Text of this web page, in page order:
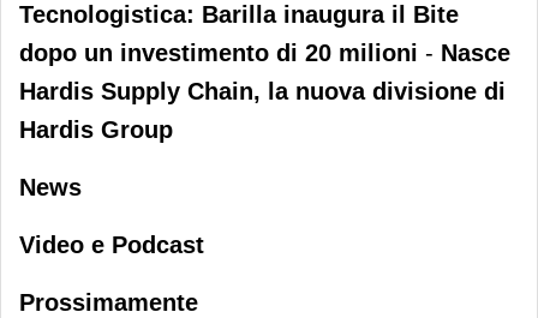
Tecnologistica: Barilla inaugura il Bite
dopo un investimento di 20 milioni - Nasce
Hardis Supply Chain, la nuova divisione di
Hardis Group
News
Video e Podcast
Prossimamente